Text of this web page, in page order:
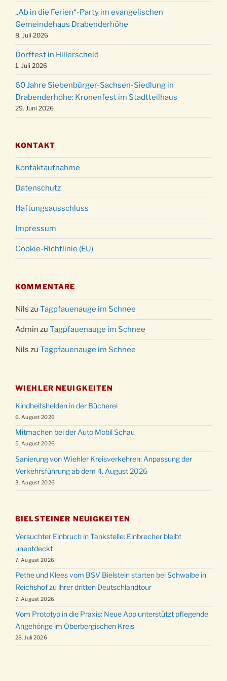
24.12.
Weihnachtsgottesdienst in der Kirche um
15:00 Uhr
24.12.
Weihnachtsgottesdienst in der Kirche um
18:00 Uhr
24.12.
Christmette mit der ev. Jugend in der Kirche
um 23:00 Uhr
31.12.
Gottesdienst zu Silvester in der Kirche um
18:00 Uhr
„Ab in die Ferien“-Party im evangelischen
Gemeindehaus Drabenderhöhe
8. Juli 2026
Dorffest in Hillerscheid
1. Juli 2026
60 Jahre Siebenbürger-Sachsen-Siedlung in
Drabenderhöhe: Kronenfest im Stadtteilhaus
29. Juni 2026
KONTAKT
Kontaktaufnahme
Datenschutz
Haftungsausschluss
Impressum
Cookie-Richtlinie (EU)
KOMMENTARE
Nils zu Tagpfauenauge im Schnee
Admin zu Tagpfauenauge im Schnee
Nils zu Tagpfauenauge im Schnee
WIEHLER NEUIGKEITEN
Kindheitshelden in der Bücherei
6. August 2026
Mitmachen bei der Auto Mobil Schau
5. August 2026
Sanierung von Wiehler Kreisverkehren: Anpassung der
Verkehrsführung ab dem 4. August 2026
3. August 2026
BIELSTEINER NEUIGKEITEN
Versuchter Einbruch in Tankstelle: Einbrecher bleibt
unentdeckt
7. August 2026
Pethe und Klees vom BSV Bielstein starten bei Schwalbe in
Reichshof zu ihrer dritten Deutschlandtour
7. August 2026
Vom Prototyp in die Praxis: Neue App unterstützt pflegende
Angehörige im Oberbergischen Kreis
28. Juli 2026